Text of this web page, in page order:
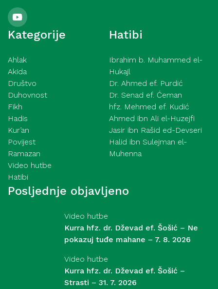
Kategorije
Ahlak
Akida
Društvo
Duhovnost
Fikh
Hadis
Kur’an
Povijest
Ramazan
Video hutbe
Hatibi
Hatibi
Ibrahim b. Muhammed el-
Hukajl
Dr. Ahmed ef. Purdić
Dr. Senad ef. Ćeman
hfz. Mehmed ef. Kudić
Ahmed ibn Ali el-Huzejfi
Jasir ibn Rašid ed-Devseri
Halid ibn Sulejman el-
Muhenna
Posljednje objavljeno
Video hutbe
Kurra hfz. dr. Dževad ef. Šošić – Ne
pokazuj tuđe mahane – 7. 8. 2026
Video hutbe
Kurra hfz. dr. Dževad ef. Šošić –
Strasti – 31. 7. 2026